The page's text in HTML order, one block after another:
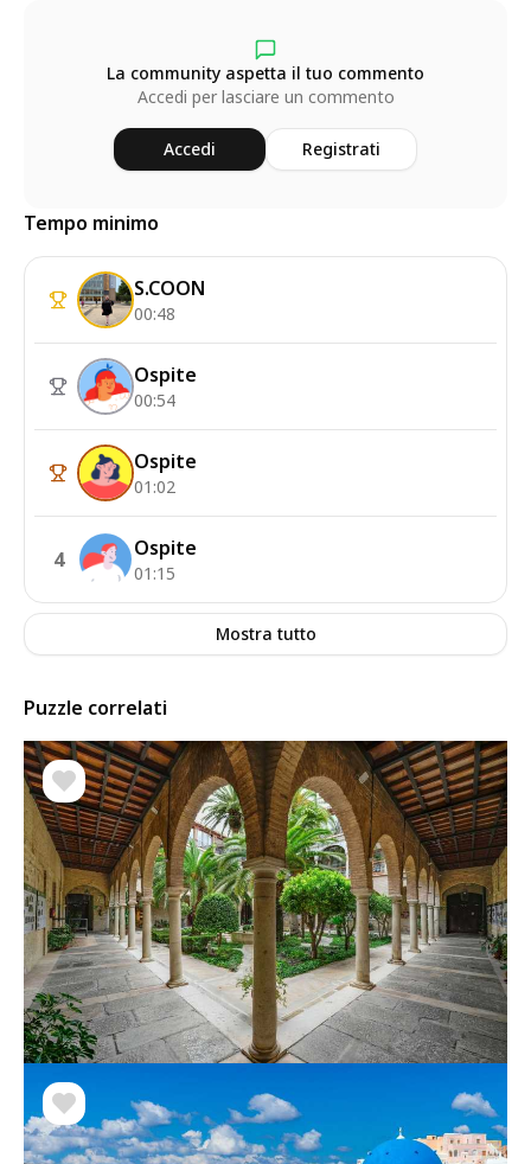
La community aspetta il tuo commento
Accedi per lasciare un commento
Accedi Registrati
Tempo minimo
S.COON
00:48
Ospite
00:54
Ospite
01:02
4 Ospite
01:15
Mostra tutto
Puzzle correlati